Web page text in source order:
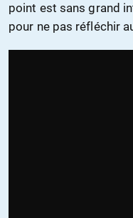
point est sans grand
pour ne pas réfléchir